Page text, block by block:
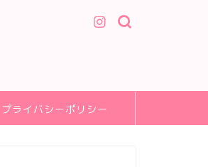
プライバシーポリシー